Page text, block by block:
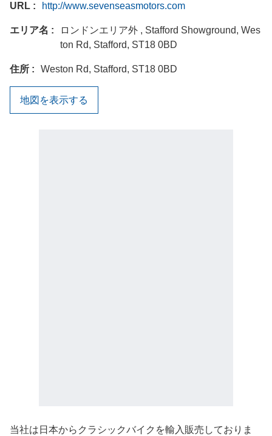
URL http://www.sevenseasmotors.com
エリア名
ロンドンエリア外 , Stafford Showground, Wes
ton Rd, Stafford, ST18 0BD
住所 Weston Rd, Stafford, ST18 0BD
地図を表示する
当社は日本からクラシックバイクを輸入販売しておりま